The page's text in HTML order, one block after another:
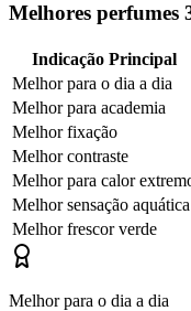
Melhores perfumes
Indicação Principal
Melhor para o dia a dia
Melhor para academia
Melhor fixação
Melhor contraste
Melhor para calor
Melhor sensação aquática
Melhor frescor verde
Melhor para o dia a dia